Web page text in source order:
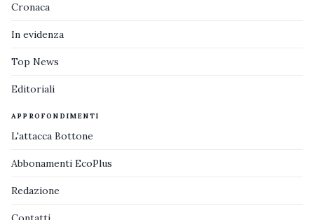
Cronaca
In evidenza
Top News
Editoriali
APPROFONDIMENTI
L'attacca Bottone
Abbonamenti EcoPlus
Redazione